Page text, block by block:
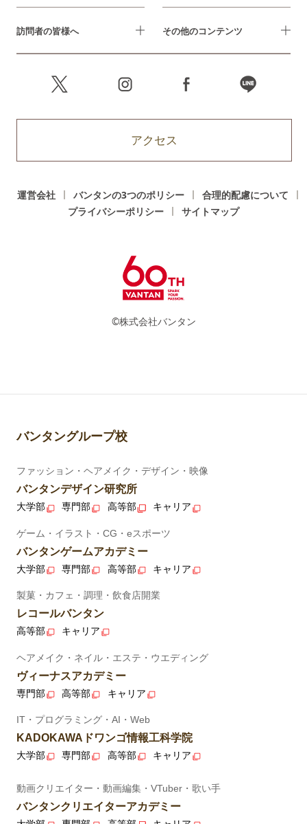
訪問者の皆様へ その他のコンテンツ
アクセス
運営会社 バンタンの3つのポリシー
合理的配慮について
プライバシーポリシー
サイトマップ
©株式会社バンタン
バンタングループ校
ファッション・ヘアメイク・デザイン・映像
バンタンデザイン研究所
大学部 専門部 高等部 キャリア
ゲーム・イラスト・CG・eスポーツ
バンタンゲームアカデミー
大学部 専門部 高等部 キャリア
製菓・カフェ・調理・飲食店開業
レコールバンタン
高等部 キャリア
ヘアメイク・ネイル・エステ・ウエディング
ヴィーナスアカデミー
専門部 高等部 キャリア
IT・プログラミング・AI・Web
KADOKAWAドワンゴ情報工科学院
大学部 専門部 高等部 キャリア
動画クリエイター・動画編集・VTuber・歌い手
バンタンクリエイターアカデミー